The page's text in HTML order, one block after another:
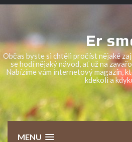
Skip
Er
Občas byste si chtěli pročíst nějaké
se hodí nějaký návod, ať už na
Nabízíme vám internetový magazín,
kdekoli a
MENU